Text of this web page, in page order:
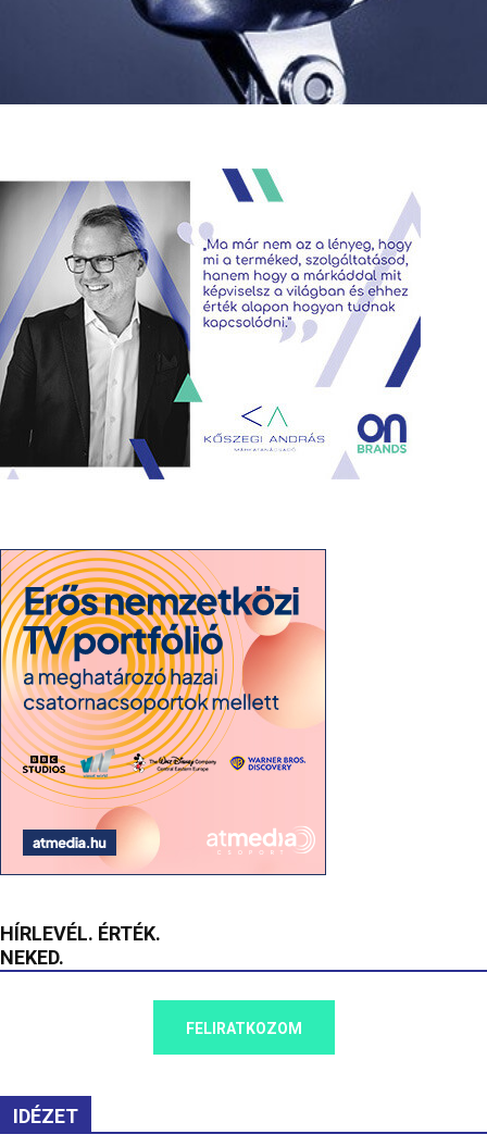
HÍRLEVÉL. ÉRTÉK.
NEKED.
FELIRATKOZOM
IDÉZET